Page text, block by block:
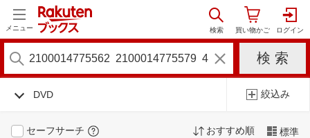
メニュー
DVD 絞込み
セーフサーチ おすすめ順 標準